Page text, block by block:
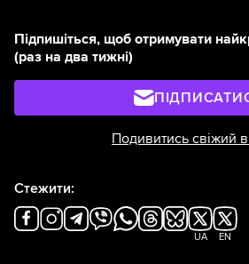
Підпишіться, щоб отримувати
(раз на два тижні)
Подивитись свіжий
Стежити:
UA EN